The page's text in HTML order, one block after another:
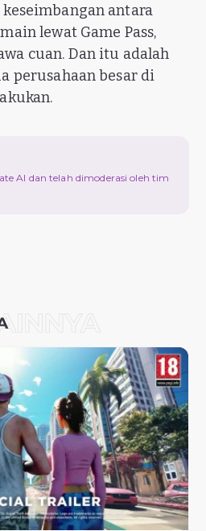
antara
lewat Game Pass,
cuan. Dan itu adalah
perusahaan besar di
AI dan telah dimoderasi oleh tim